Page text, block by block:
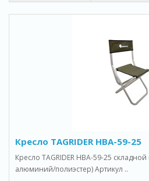
Кресло TAGRIDER HBA-59-25
Кресло TAGRIDER HBA-59-25
алюминий/полиэстер) Артикул ..